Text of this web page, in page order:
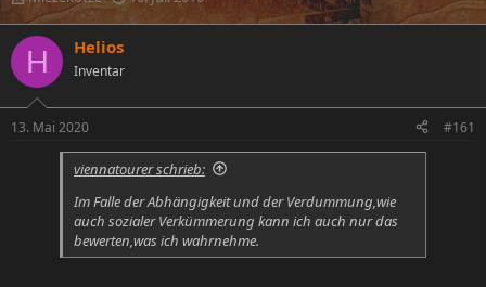
s
t
e
l
l
e
r
l
a
m
H Helios
Inventar
13. Mai 2020 #161
viennatourer schrieb:
Im Falle der Abhängigkeit und der Verdummung,wie
auch sozialer Verkümmerung kann ich auch nur das
bewerten,was ich wahrnehme.